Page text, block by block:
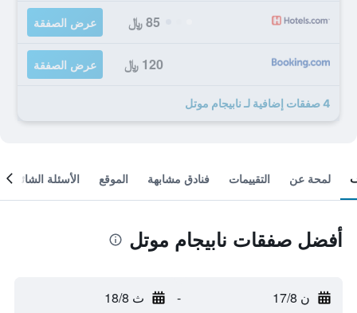
85 ﷼ عرض الصفقة
120 ﷼ عرض الصفقة
4 صفقات إضافية لـ نابيجام موتل
لمحة عن التقييمات فنادق مشابهة الموقع الأسئلة الشائعة
أفضل صفقات نابيجام موتل
ن 17/8 - ث 18/8